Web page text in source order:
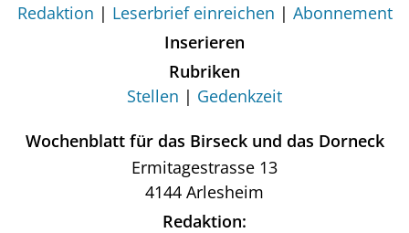
Redaktion
Leserbrief einreichen
Abonnement
Inserieren
Rubriken
Stellen
Gedenkzeit
Wochenblatt für das Birseck und das Dorneck
Ermitagestrasse 13
4144 Arlesheim
Redaktion: